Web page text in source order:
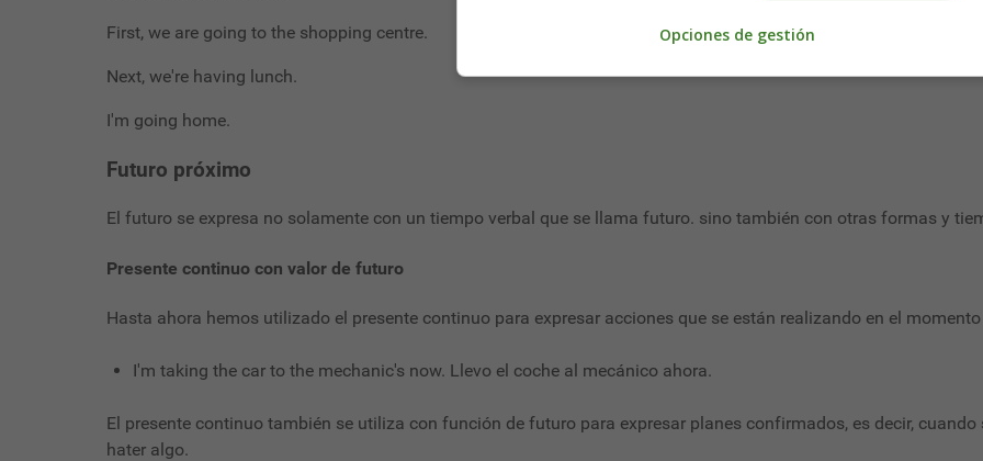
First, we are going to the shopping centre.
Next, we're having lunch.
I'm going home.
Futuro próximo
El futuro se expresa no solamente con un tiempo verbal que se llama futuro. sino también con otras formas y
Presente continuo con valor de futuro
Hasta ahora hemos utilizado el presente continuo para expresar acciones que se están realizando en el
I'm taking the car to the mechanic's now. Llevo el coche al mecánico ahora.
El presente continuo también se utiliza con función de futuro para expresar planes confirmados, es decir,
hater algo.
Opciones de gestión